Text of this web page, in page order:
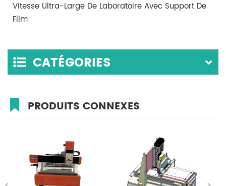
Vitesse Ultra-Large De Laboratoire Avec Support De
Film
CATÉGORIES
PRODUITS CONNEXES